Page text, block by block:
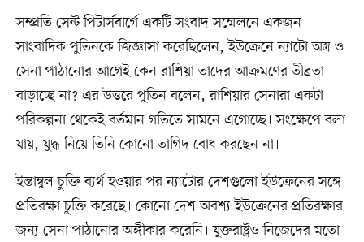
সম্প্রতি সেন্ট পিটার্সবার্গে একটি সংবাদ সম্মেলনে একজন
সাংবাদিক পুতিনকে জিজ্ঞাসা করেছিলেন, ইউক্রেনে ন্যাটো অস্ত্র ও
সেনা পাঠানোর আগেই কেন রাশিয়া তাদের আক্রমণের তীব্রতা
বাড়াচ্ছে না? এর উত্তরে পুতিন বলেন, রাশিয়ার সেনারা একটা
পরিকল্পনা থেকেই বর্তমান গতিতে সামনে এগোচ্ছে। সংক্ষেপে বলা
যায়, যুদ্ধ নিয়ে তিনি কোনো তাগিদ বোধ করছেন না।
ইস্তাম্বুল চুক্তি ব্যর্থ হওয়ার পর ন্যাটোর দেশগুলো ইউক্রেনের সঙ্গে
প্রতিরক্ষা চুক্তি করেছে। কোনো দেশ অবশ্য ইউক্রেনের প্রতিরক্ষার
জন্য সেনা পাঠানোর অঙ্গীকার করেনি। যুক্তরাষ্ট্রও নিজেদের মতো